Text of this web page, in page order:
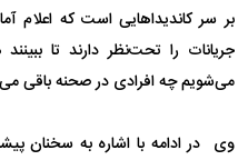
بر سر کاندیداهایی است که اعلام
جریانات را تحت‌نظر دارند تا
می‌شویم چه افرادی در صحنه باقی
وی در ادامه با اشاره به سخنان